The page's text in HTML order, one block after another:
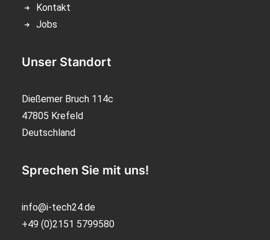
Kontakt
Jobs
Unser Standort
Dießemer Bruch 114c
47805 Krefeld
Deutschland
Sprechen Sie mit uns!
info@i-tech24.de
+49 (0)2151 5799580